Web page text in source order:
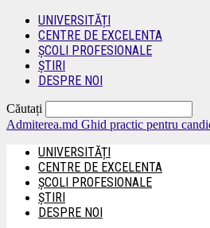
UNIVERSITĂȚI
CENTRE DE EXCELENTA
ȘCOLI PROFESIONALE
ȘTIRI
DESPRE NOI
Căutați
Admiterea.md Ghid practic pentru
UNIVERSITĂȚI
CENTRE DE EXCELENTA
ȘCOLI PROFESIONALE
ȘTIRI
DESPRE NOI